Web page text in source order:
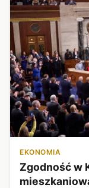
EKONOMIA
Zgodność w